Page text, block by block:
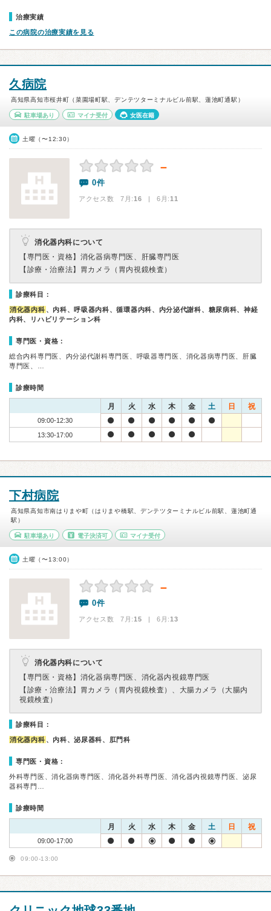
治療実績
この病院の治療実績を見る
久病院
高知県高知市桜井町（菜園場町駅、デンテツターミナルビル前駅、蓮池町通駅）
駐車場あり マイナ受付 女医在籍
土曜（〜12:30）
－
0件
アクセス数 7月:16 | 6月:11
消化器内科について
【専門医・資格】 消化器病専門医、肝臓専門医
【診療・治療法】 胃カメラ（胃内視鏡検査）
診療科目：
消化器内科 、内科、呼吸器内科、循環器内科、内分泌代謝科、糖尿病科、神経
内科、リハビリテーション科
専門医・資格：
総合内科専門医、内分泌代謝科専門医、呼吸器専門医、消化器病専門医、肝臓
専門医、…
診療時間
月 火 水 木 金 土 日 祝
09:00-12:30
13:30-17:00
下村病院
高知県高知市南はりまや町（はりまや橋駅、デンテツターミナルビル前駅、蓮池町通
駅）
駐車場あり 電子決済可 マイナ受付
土曜（〜13:00）
－
0件
アクセス数 7月:15 | 6月:13
消化器内科について
【専門医・資格】 消化器病専門医、消化器内視鏡専門医
【診療・治療法】 胃カメラ（胃内視鏡検査）、大腸カメラ（大腸内
視鏡検査）
診療科目：
消化器内科 、内科、泌尿器科、肛門科
専門医・資格：
外科専門医、消化器病専門医、消化器外科専門医、消化器内視鏡専門医、泌尿
器科専門…
診療時間
月 火 水 木 金 土 日 祝
09:00-17:00
09:00-13:00